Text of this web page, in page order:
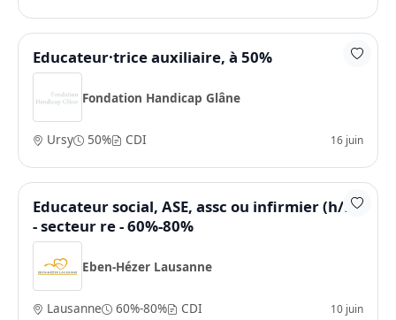
Educateur·trice auxiliaire, à 50%
Fondation Handicap Glâne
Ursy 50% CDI 16 juin
Educateur social, ASE, assc ou infirmier (h/f)
- secteur re - 60%-80%
Eben-Hézer Lausanne
Lausanne 60%-80% CDI 10 juin